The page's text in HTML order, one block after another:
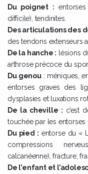
Du poignet :
difficile), tendinites.
Des articulations des
des tendons extenseurs
De la hanche : lésions
arthrose précoce du
Du genou: méniques,
entorses graves des
dysplasies et luxations
De la cheville : c’est
touchée par les entorses
Du pied : entorse du «
compressions
calcanéenne), fracture,
De l’enfant et